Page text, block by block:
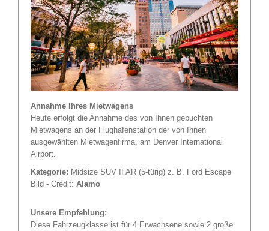
Annahme Ihres Mietwagens
Heute erfolgt die Annahme des von Ihnen gebuchten
Mietwagens an der Flughafenstation der von Ihnen
ausgewählten Mietwagenfirma, am Denver International
Airport.
Kategorie: Midsize SUV IFAR (5-türig) z. B. Ford Escape
Bild - Credit: Alamo
Unsere Empfehlung:
Diese Fahrzeugklasse ist für 4 Erwachsene sowie 2 große